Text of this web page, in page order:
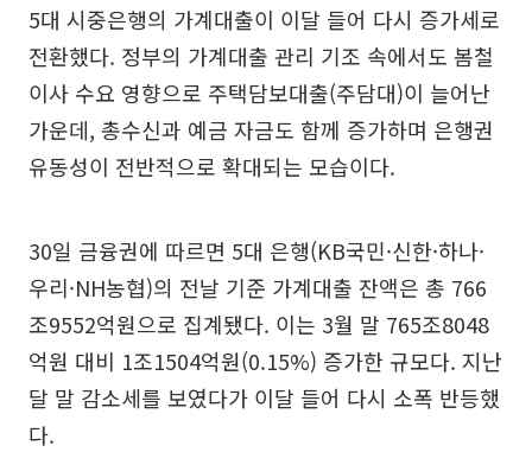
5대 시중은행의 가계대출이 이달 들어 다시 증가세로
전환했다. 정부의 가계대출 관리 기조 속에서도 봄철
이사 수요 영향으로 주택담보대출(주담대)이 늘어난
가운데, 총수신과 예금 자금도 함께 증가하며 은행권
유동성이 전반적으로 확대되는 모습이다.
30일 금융권에 따르면 5대 은행(KB국민·신한·하나·
우리·NH농협)의 전날 기준 가계대출 잔액은 총 766
조9552억원으로 집계됐다. 이는 3월 말 765조8048
억원 대비 1조1504억원(0.15%) 증가한 규모다. 지난
달 말 감소세를 보였다가 이달 들어 다시 소폭 반등했
다.